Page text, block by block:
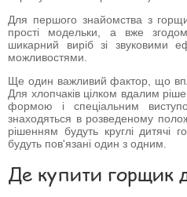
Для першого знайомства з
прості модельки, а вже
шикарний виріб зі звуковими
можливостями.
Ще один важливий фактор, що
Для хлопчаків цілком вдалим
формою і спеціальним
знаходяться в розведеному
рішенням будуть круглі дитячі
будуть пов'язані один з одним.
Де купити горщик